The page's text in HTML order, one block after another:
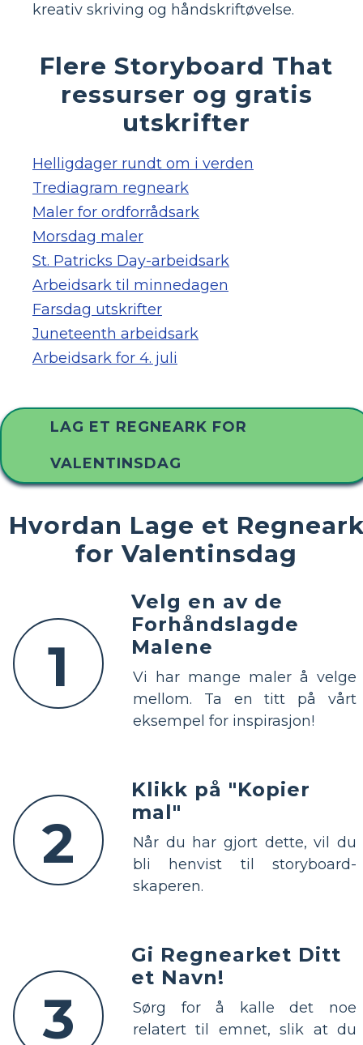
kreativ skriving og håndskriftøvelse.
Flere Storyboard That
ressurser og gratis
utskrifter
Helligdager rundt om i verden
Trediagram regneark
Maler for ordforrådsark
Morsdag maler
St. Patricks Day-arbeidsark
Arbeidsark til minnedagen
Farsdag utskrifter
Juneteenth arbeidsark
Arbeidsark for 4. juli
LAG ET REGNEARK FOR
VALENTINSDAG
Hvordan Lage et
for Valentinsdag
1
Velg en av de
Forhåndslagde
Malene
Vi har mange maler å velge
mellom. Ta en titt på vårt
eksempel for inspirasjon!
2
Klikk på "Kopier
mal"
Når du har gjort dette, vil du
bli henvist til storyboard-
skaperen.
3
Gi Regnearket Ditt
et Navn!
Sørg for å kalle det noe
relatert til emnet, slik at du